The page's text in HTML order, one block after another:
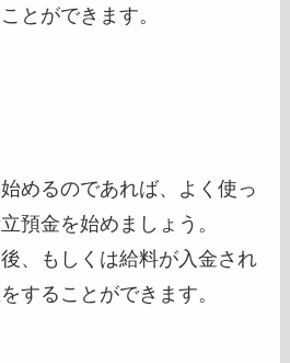
とができます。
めるのであれば、よく使っ
預金を始めましょう。
、もしくは給料が入金され
することができます。